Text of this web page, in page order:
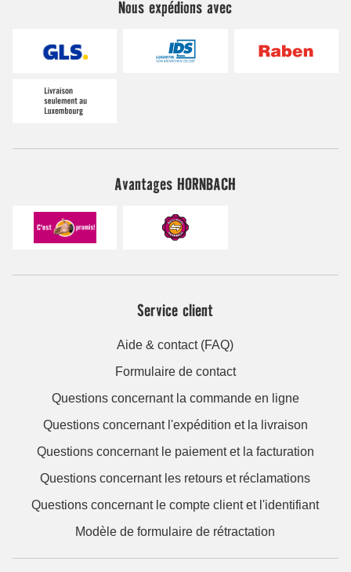
Nous expédions avec
Avantages HORNBACH
Service client
Aide & contact (FAQ)
Formulaire de contact
Questions concernant la commande en ligne
Questions concernant l'expédition et la livraison
Questions concernant le paiement et la facturation
Questions concernant les retours et réclamations
Questions concernant le compte client et l'identifiant
Modèle de formulaire de rétractation